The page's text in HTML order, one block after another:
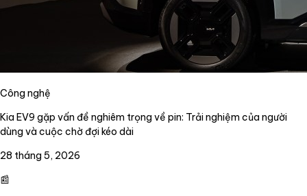
Công nghệ
Kia EV9 gặp vấn đề nghiêm trọng về pin: Trải nghiệm của người
dùng và cuộc chờ đợi kéo dài
28 tháng 5, 2026
📰